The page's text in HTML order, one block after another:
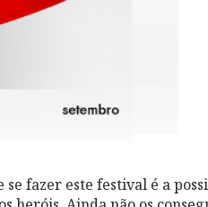
se fazer este festival é a